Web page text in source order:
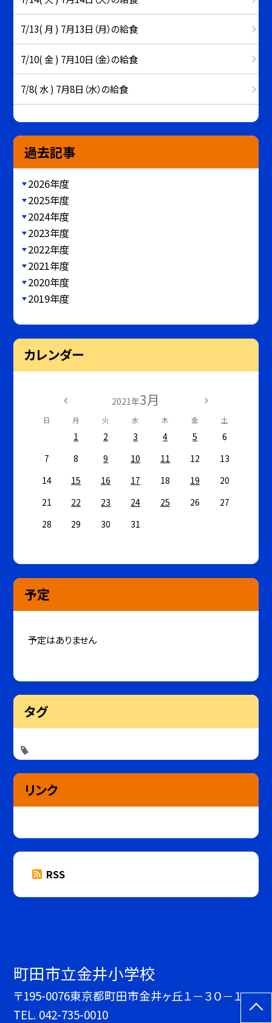
7/13( 月 ) 7月13日（月）の給食
7/10( 金 ) 7月10日（金）の給食
7/8( 水 ) 7月8日（水）の給食
過去記事
2026年度
2025年度
2024年度
2023年度
2022年度
2021年度
2020年度
2019年度
カレンダー
2021年3月
日 月 火 水 木 金 土
1 2 3 4 5
6
7
8 9 10 11 12
13
14
15 16 17 18 19
20
21
22 23 24 25 26
27
28
29 30 31
予定
予定はありません
タグ
リンク
RSS
町田市立金井小学校
〒195-0076東京都町田市金井ヶ丘１－３０－１
TEL. 042-735-0010